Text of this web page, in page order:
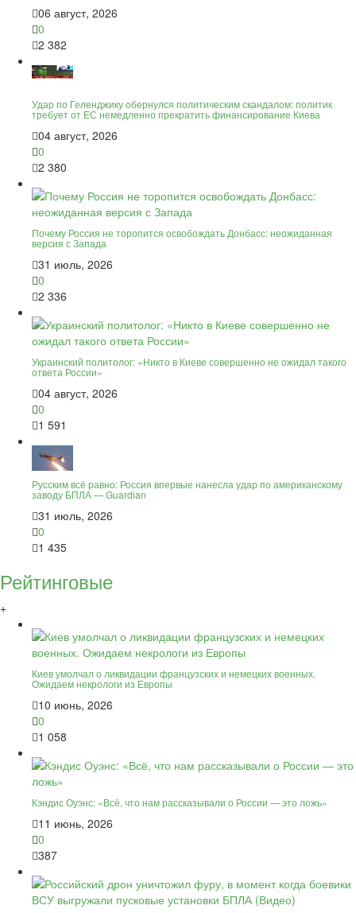
06 август, 2026
0
2 382
Удар по Геленджику обернулся политическим скандалом: политик
требует от ЕС немедленно прекратить финансирование Киева
04 август, 2026
0
2 380
Почему Россия не торопится освобождать Донбасс: неожиданная
версия с Запада
31 июль, 2026
0
2 336
Украинский политолог: «Никто в Киеве совершенно не ожидал такого
ответа России»
04 август, 2026
0
1 591
Русским всё равно: Россия впервые нанесла удар по американскому
заводу БПЛА — Guardian
31 июль, 2026
0
1 435
Рейтинговые
+
Киев умолчал о ликвидации французских и немецких военных.
Ожидаем некрологи из Европы
10 июнь, 2026
0
1 058
Кэндис Оуэнс: «Всё, что нам рассказывали о России — это ложь»
11 июнь, 2026
0
387